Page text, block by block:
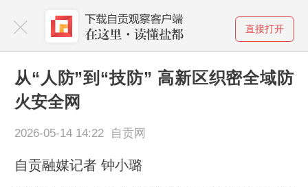
直接打开
从“人防”到“技防” 高新区织密全域防
火安全网
2026-05-14 14:22 自贡网
自贡融媒记者 钟小璐